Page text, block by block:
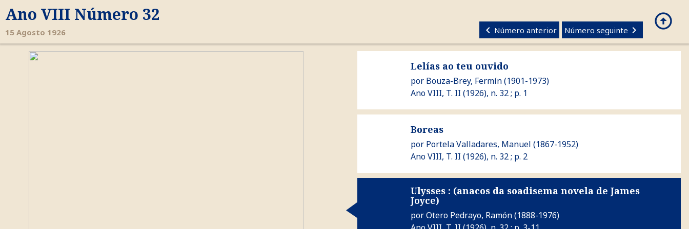
search GALEGO arrow_circle_up
Ano VIII Número 32
15 Agosto 1926 keyboard_arrow_left Número anterior Número seguinte keyboard_arrow_right
Ver Lelías ao teu ouvido
Lelías ao teu ouvido
por Bouza-Brey, Fermín(1901-1973)
Ano VIII, T. II (1926), n. 32 ; p. 1
Boreas
por Portela Valladares, Manuel (1867-1952)
Ano VIII, T. II (1926), n. 32 ; p. 2
Ver Ulysses : (anacos da soadisema novela de James Joyce)
Ulysses : (anacos da soadisema novela de James
Joyce)
porOtero Pedrayo, Ramón(1888-1976)